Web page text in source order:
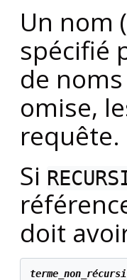
Un nom
spécifié
de
omise,
requête.
Si
doit